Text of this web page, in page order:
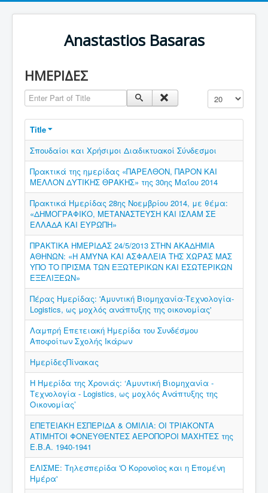
Anastastios Basaras
ΗΜΕΡΙΔΕΣ
Enter Part of Title Display #
Title
Σπουδαίοι και Χρήσιμοι Διαδικτυακοί Σύνδεσμοι
Πρακτικά της ημερίδας «ΠΑΡΕΛΘΟΝ, ΠΑΡΟΝ ΚΑΙ
ΜΕΛΛΟΝ ΔΥΤΙΚΗΣ ΘΡΑΚΗΣ» της 30ης Μαΐου 2014
Πρακτικά Ημερίδας 28ης Νοεμβρίου 2014, με θέμα:
«ΔΗΜΟΓΡΑΦΙΚΟ, ΜΕΤΑΝΑΣΤΕΥΣΗ ΚΑΙ ΙΣΛΑΜ ΣΕ
ΕΛΛΑΔΑ ΚΑΙ ΕΥΡΩΠΗ»
ΠΡΑΚΤΙΚΑ ΗΜΕΡΙΔΑΣ 24/5/2013 ΣΤΗΝ ΑΚΑΔΗΜΙΑ
ΑΘΗΝΩΝ: «Η ΑΜΥΝΑ ΚΑΙ ΑΣΦΑΛΕΙΑ ΤΗΣ ΧΩΡΑΣ ΜΑΣ
ΥΠΟ ΤΟ ΠΡΙΣΜΑ ΤΩΝ ΕΞΩΤΕΡΙΚΩΝ ΚΑΙ ΕΣΩΤΕΡΙΚΩΝ
ΕΞΕΛΙΞΕΩΝ»
Πέρας Ημερίδας: 'Αμυντική Βιομηχανία-Τεχνολογία-
Logistics, ως μοχλός ανάπτυξης της οικονομίας'
Λαμπρή Επετειακή Ημερίδα του Συνδέσμου
Αποφοίτων Σχολής Ικάρων
ΗμερίδεςΠίνακας
Η Ημερίδα της Χρονιάς: ‘Αμυντική Βιομηχανία -
Τεχνολογία - Logistics, ως μοχλός Ανάπτυξης της
Οικονομίας’
ΕΠΕΤΕΙΑΚΗ ΕΣΠΕΡΙΔΑ & ΟΜΙΛΙΑ: ΟΙ ΤΡΙΑΚΟΝΤΑ
ΑΤΙΜΗΤΟΙ ΦΟΝΕΥΘΕΝΤΕΣ ΑΕΡΟΠΟΡΟΙ ΜΑΧΗΤΕΣ της
E.B.A. 1940-1941
ΕΛΙΣΜΕ: Τηλεσπερίδα 'Ο Κορονοϊος και η Επομένη
Ημέρα'